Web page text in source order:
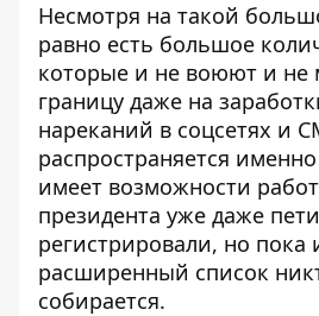
Несмотря на такой
равно есть большое
которые и не воюют и не
границу даже на
нареканий в соцсетях и
распространяется
имеет возможности
президента уже даже
регистрировали, но пока
расширенный список
собирается.